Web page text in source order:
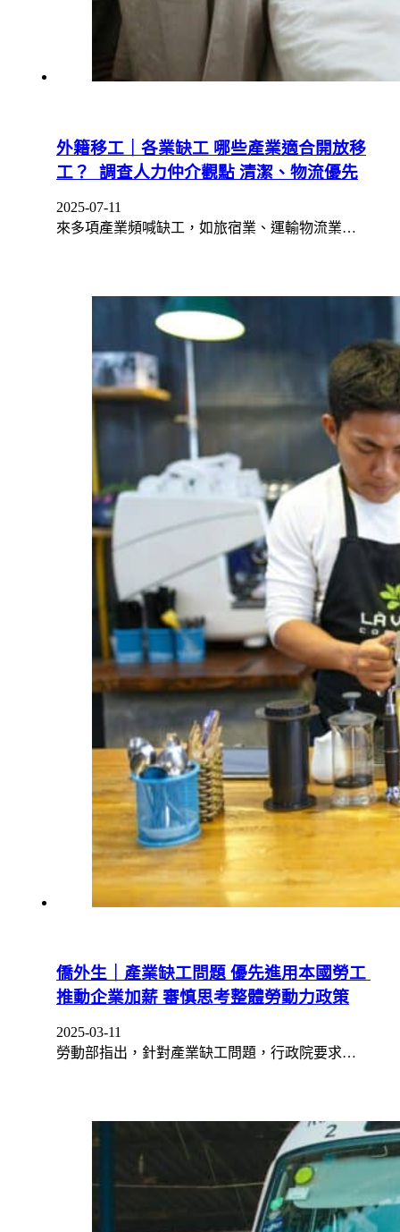
外籍移工｜各業缺工 哪些產業適合開放移
工？ 調查人力仲介觀點 清潔、物流優先
2025-07-11
來多項產業頻喊缺工，如旅宿業、運輸物流業…
僑外生｜產業缺工問題 優先進用本國勞工
推動企業加薪 審慎思考整體勞動力政策
2025-03-11
勞動部指出，針對產業缺工問題，行政院要求…